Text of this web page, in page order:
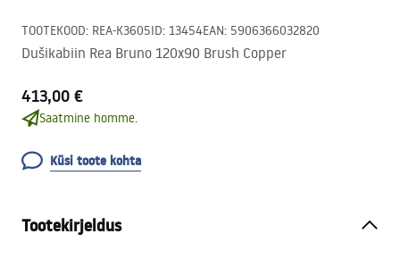
TOOTEKOOD: REA-K3605ID: 13454EAN: 5906366032820
Dušikabiin Rea Bruno 120x90 Brush Copper
413,00 €
Saatmine homme.
Küsi toote kohta
Tootekirjeldus